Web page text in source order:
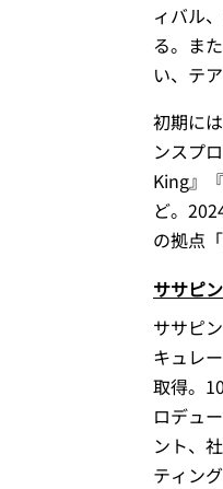
ィバル
る。ま
い、テ
初期に
ンスプ
King』
ど。
の拠点
ササピ
ササピ
キュレ
取得。
ロデュ
ント、
ティン